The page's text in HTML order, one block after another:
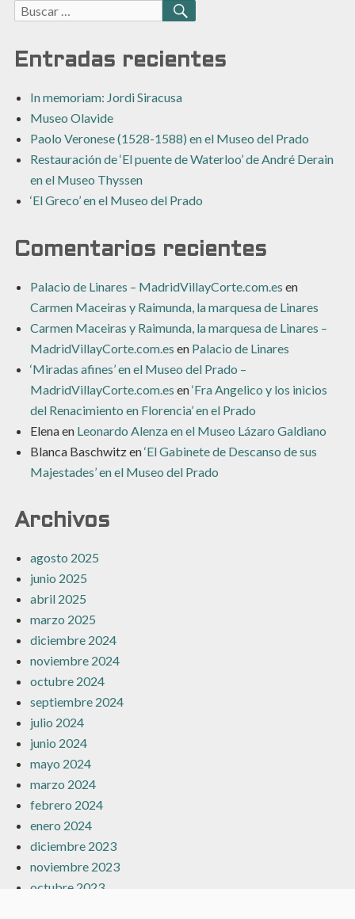
Buscar:
BUSCAR
Entradas recientes
In memoriam: Jordi Siracusa
Museo Olavide
Paolo Veronese (1528-1588) en el Museo del Prado
Restauración de ‘El puente de Waterloo’ de André Derain
en el Museo Thyssen
‘El Greco’ en el Museo del Prado
Comentarios recientes
Palacio de Linares – MadridVillayCorte.com.es en
Carmen Maceiras y Raimunda, la marquesa de Linares
Carmen Maceiras y Raimunda, la marquesa de Linares –
MadridVillayCorte.com.es en Palacio de Linares
‘Miradas afines’ en el Museo del Prado –
MadridVillayCorte.com.es en‘Fra Angelico y los inicios
del Renacimiento en Florencia’ en el Prado
Elenaen Leonardo Alenza en el Museo Lázaro Galdiano
Blanca Baschwitzen‘El Gabinete de Descanso de sus
Majestades’ en el Museo del Prado
Archivos
agosto 2025
junio 2025
abril 2025
marzo 2025
diciembre 2024
noviembre 2024
octubre 2024
septiembre 2024
julio 2024
junio 2024
mayo 2024
marzo 2024
febrero 2024
enero 2024
diciembre 2023
noviembre 2023
octubre 2023